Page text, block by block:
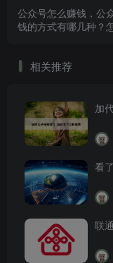
公众号怎么赚钱，公
钱的方式有哪几种？
相关推荐
加
看
联